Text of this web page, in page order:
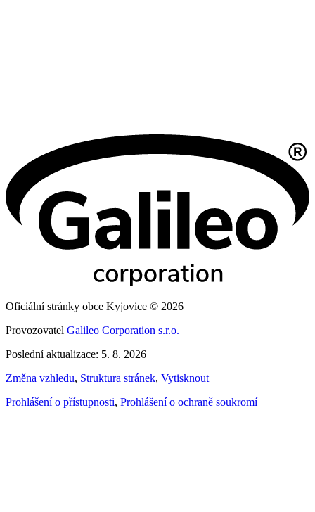
Oficiální stránky obce Kyjovice © 2026
Provozovatel Galileo Corporation s.r.o.
Poslední aktualizace: 5. 8. 2026
Změna vzhledu, Struktura stránek, Vytisknout
Prohlášení o přístupnosti, Prohlášení o ochraně soukromí